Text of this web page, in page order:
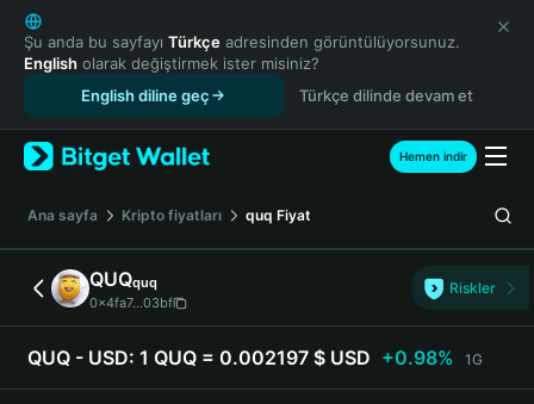
English
日本語
Tiếng Việt
Español (Latinoamérica)
Türkçe
Français
Deutsch
简体中文
繁體中文
Português (Portugal)
Bahasa Indonesia
ภาษาไทย
Şu anda bu sayfayı Türkçe adresinden görüntülüyorsunuz.
English olarak değiştirmek ister misiniz?
English diline geç
Türkçe dilinde devam et
Hemen indir
Ana sayfa Kripto fiyatları quq Fiyat
QUQquq
0x4fa7...03bf
Riskler
QUQ - USD: 1 QUQ = 0.002197 $ USD +0.98% 1G